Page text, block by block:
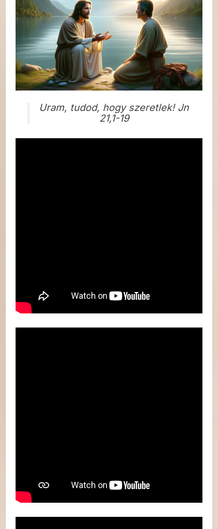
Uram, tudod, hogy szeretlek! Jn
21,1-19